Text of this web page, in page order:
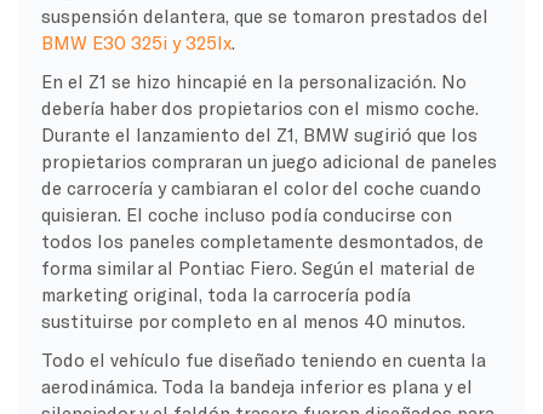
suspensión delantera, que se tomaron prestados del
BMW E30 325i y 325Ix.
En el Z1 se hizo hincapié en la personalización. No
debería haber dos propietarios con el mismo coche.
Durante el lanzamiento del Z1, BMW sugirió que los
propietarios compraran un juego adicional de paneles
de carrocería y cambiaran el color del coche cuando
quisieran. El coche incluso podía conducirse con
todos los paneles completamente desmontados, de
forma similar al Pontiac Fiero. Según el material de
marketing original, toda la carrocería podía
sustituirse por completo en al menos 40 minutos.
Todo el vehículo fue diseñado teniendo en cuenta la
aerodinámica. Toda la bandeja inferior es plana y el